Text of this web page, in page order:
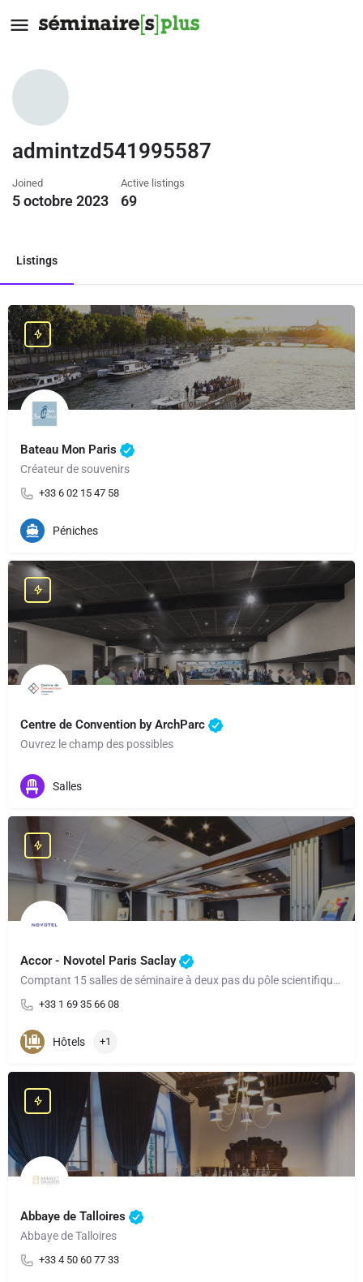
admintzd541995587
Joined
5 octobre 2023
Active listings
69
Listings
Bateau Mon Paris
Créateur de souvenirs
+33 6 02 15 47 58
Péniches
Centre de Convention by ArchParc
Ouvrez le champ des possibles
Salles
Accor - Novotel Paris Saclay
Comptant 15 salles de séminaire à deux pas du pôle scientifique et technologique de Saclay et de diverses…
+33 1 69 35 66 08
Hôtels +1
Abbaye de Talloires
Abbaye de Talloires
+33 4 50 60 77 33